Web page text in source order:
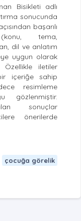
Bisikleti adlı
sonucunda
başarılı
tema,
dil ve anlatım
uygun olarak
Özellikle iletiler
içeriğe sahip
resimleme
gözlenmiştir.
sonuçlar
önerilerde
çocuğa görelik